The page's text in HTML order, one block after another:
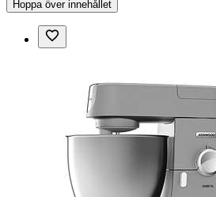
Hoppa över innehållet